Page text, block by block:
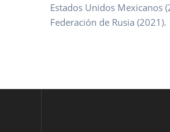
Estados Unidos Mexicanos
Federación de Rusia (2021).